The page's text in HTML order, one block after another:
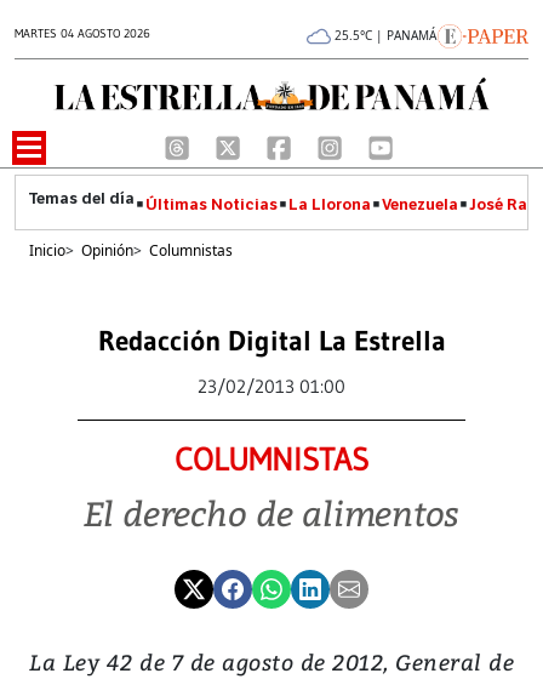
MARTES 04 AGOSTO 2026 25.5°C | PANAMÁ
Últimas Noticias La Llorona Venezuela José
Inicio> Opinión> Columnistas
Redacción Digital La Estrella
23/02/2013 01:00
COLUMNISTAS
El derecho de alimentos
La Ley 42 de 7 de agosto de 2012, General de